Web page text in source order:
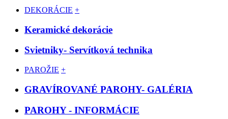
DEKORÁCIE +
Keramické dekorácie
Svietniky- Servítková technika
PAROŽIE +
GRAVÍROVANÉ PAROHY- GALÉRIA
PAROHY - INFORMÁCIE